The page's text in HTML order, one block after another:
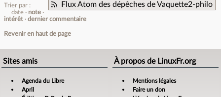
Flux Atom des dépêches de Vaquette2-philo
Trier par :
date
note
intérêt
dernier commentaire
Revenir en haut de page
Sites amis
Agenda du Libre
April
À propos de LinuxFr.org
Mentions légales
Faire un don